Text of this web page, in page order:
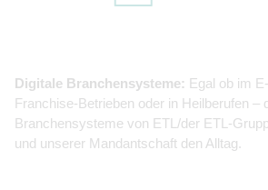
Digitale Branchensysteme: Egal ob im
Franchise-Betrieben oder in Heilberufen –
Branchensysteme von ETL/der ETL-
und unserer Mandantschaft den Alltag.